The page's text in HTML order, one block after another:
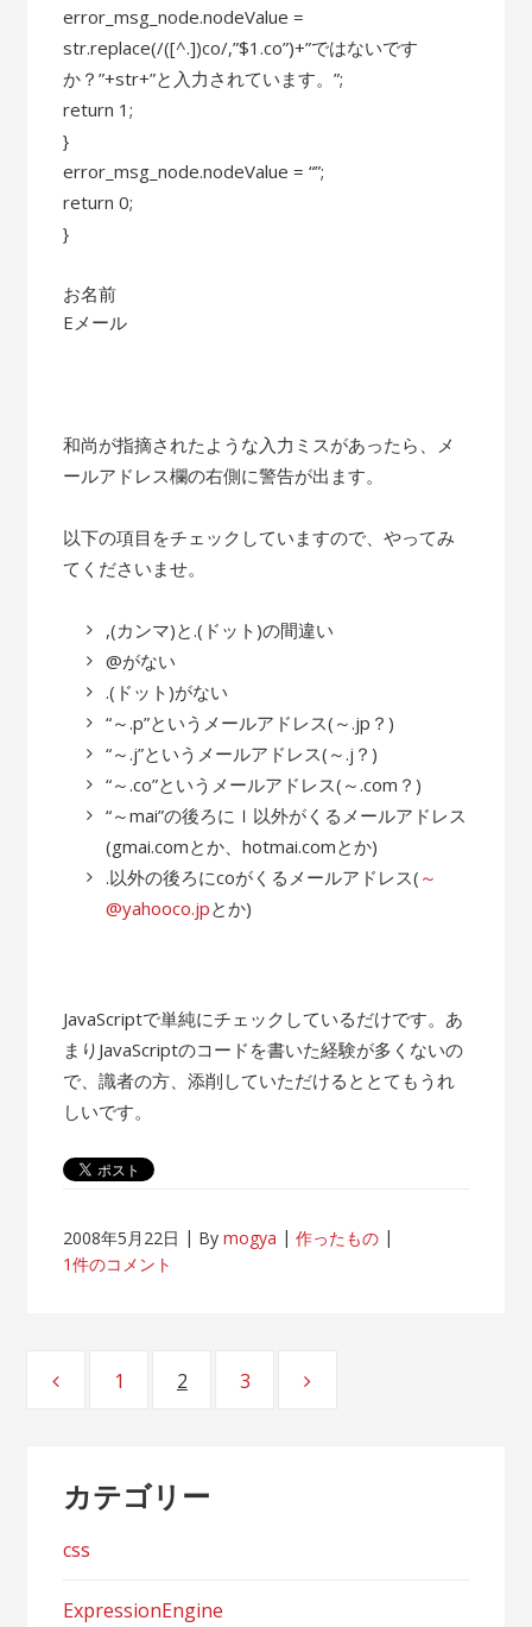
error_msg_node.nodeValue =
str.replace(/([^.])co/,”$1.co”)+”ではないです
か？”+str+”と入力されています。”;
return 1;
}
error_msg_node.nodeValue = “”;
return 0;
}
お名前
Eメール
和尚が指摘されたような入力ミスがあったら、メ
ールアドレス欄の右側に警告が出ます。
以下の項目をチェックしていますので、やってみ
てくださいませ。
,(カンマ)と.(ドット)の間違い
@がない
.(ドット)がない
“～.p”というメールアドレス(～.jp？)
“～.j”というメールアドレス(～.j？)
“～.co”というメールアドレス(～.com？)
“～mai”の後ろにｌ以外がくるメールアドレス
(gmai.comとか、hotmai.comとか)
.以外の後ろにcoがくるメールアドレス( ～
@yahooco.jpとか)
JavaScriptで単純にチェックしているだけです。あ
まりJavaScriptのコードを書いた経験が多くないの
で、識者の方、添削していただけるととてもうれ
しいです。
2008年5月22日 Bymogya
作ったもの
1件のコメント
投
ビ
ゲ
ー
ページ
1 ページ
2 ページ
3
カテゴリー
css
ExpressionEngine